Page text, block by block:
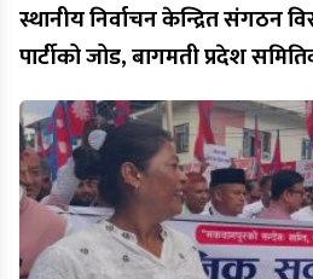
स्थानीय निर्वाचन केन्द्रित संगठन
पार्टीको जोड, बागमती प्रदेश